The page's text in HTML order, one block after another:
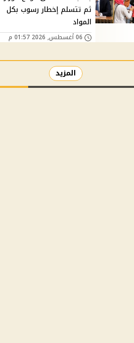
ثم تتسلم إخطار رسوب بكل
المواد
06 أغسطس, 2026 01:57 م
المزيد